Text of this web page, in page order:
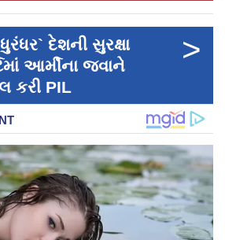
દેશની સુરક્ષા
આર્મીના જવાને
કરી PIL
>